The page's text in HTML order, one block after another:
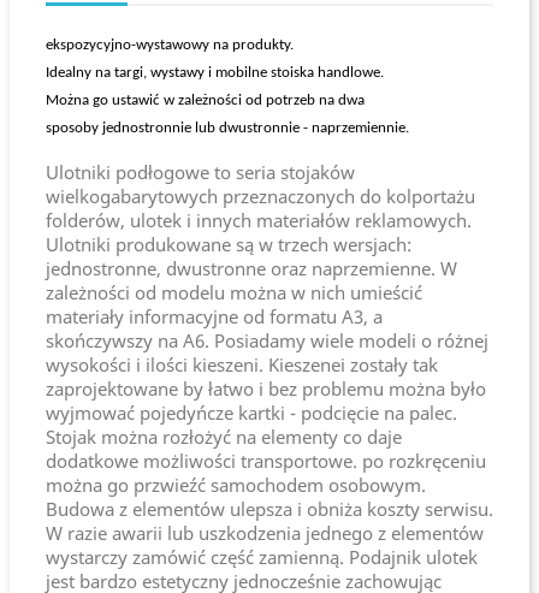
ekspozycyjno-wystawowy na produkty.
Idealny na targi, wystawy i mobilne stoiska handlowe.
Można go ustawić w zależności od potrzeb na dwa
sposoby jednostronnie lub dwustronnie - naprzemiennie.
Ulotniki podłogowe to seria stojaków
wielkogabarytowych przeznaczonych do kolportażu
folderów, ulotek i innych materiałów reklamowych.
Ulotniki produkowane są w trzech wersjach:
jednostronne, dwustronne oraz naprzemienne. W
zależności od modelu można w nich umieścić
materiały informacyjne od formatu A3, a
skończywszy na A6. Posiadamy wiele modeli o różnej
wysokości i ilości kieszeni. Kieszenei zostały tak
zaprojektowane by łatwo i bez problemu można było
wyjmować pojedyńcze kartki - podcięcie na palec.
Stojak można rozłożyć na elementy co daje
dodatkowe możliwości transportowe. po rozkręceniu
można go przwieźć samochodem osobowym.
Budowa z elementów ulepsza i obniża koszty serwisu.
W razie awarii lub uszkodzenia jednego z elementów
wystarczy zamówić część zamienną. Podajnik ulotek
jest bardzo estetyczny jednocześnie zachowując